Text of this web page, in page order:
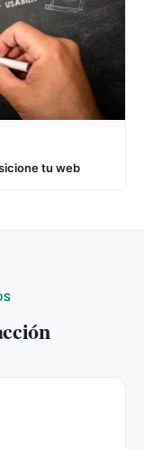
tu web